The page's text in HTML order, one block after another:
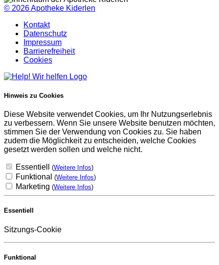
© 2026Apotheke Kiderlen
Kontakt
Datenschutz
Impressum
Barrierefreiheit
Cookies
Hinweis zu Cookies
Diese Website verwendet Cookies, um Ihr Nutzungserlebnis
zu verbessern. Wenn Sie unsere Website benutzen möchten,
stimmen Sie der Verwendung von Cookies zu. Sie haben
zudem die Möglichkeit zu entscheiden, welche Cookies
gesetzt werden sollen und welche nicht.
Essentiell (Weitere Infos)
Funktional (Weitere Infos)
Marketing (Weitere Infos)
Essentiell
Sitzungs-Cookie
Funktional